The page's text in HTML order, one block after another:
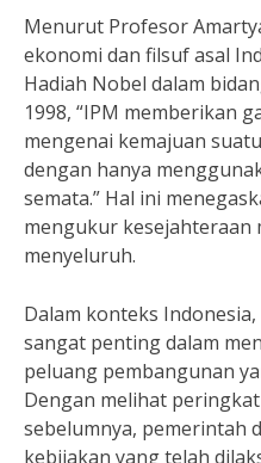
Menurut Profesor
ekonomi dan filsuf asal
Hadiah Nobel dalam
1998, “IPM memberikan
mengenai kemajuan
dengan hanya
semata.” Hal ini
mengukur kesejahteraan
menyeluruh.
Dalam konteks
sangat penting dalam
peluang pembangunan
Dengan melihat
sebelumnya, pemerintah
kebijakan yang telah